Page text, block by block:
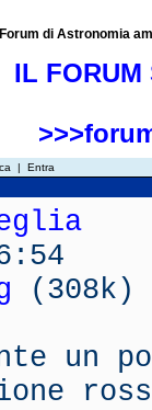
di Astronomia
IL FORUM
| Entra
(308k)
un